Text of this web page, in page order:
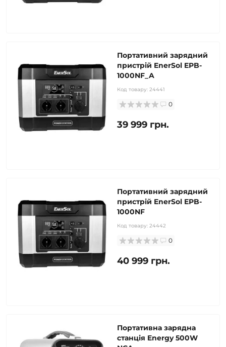
Портативний зарядний
пристрій EnerSol EPB-
1000NF_A
Код товару: 24441
0
39 999 грн.
Портативний зарядний
пристрій EnerSol EPB-
1000NF
Код товару: 24442
0
40 999 грн.
Портативна зарядна
станція Energy 500W